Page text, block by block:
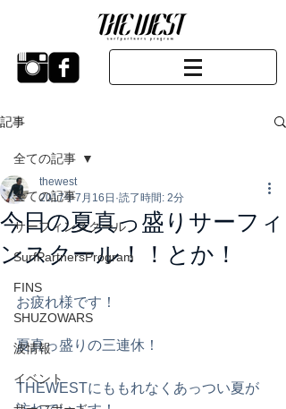
記事
全ての記事
サーフィンスクール
SurfPartnersProgram
FINS
SHUZOWARS
波情報
イベント
全ての記事
今日の夏真っ盛りサーフィ
ンスクール！！とか！
thewest
2017年7月16日 読了時間: 2分
お疲れ様です！
夏真っ盛りの三連休！
THEWESTにももれなくあっつい夏が